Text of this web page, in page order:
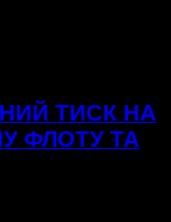
ТИСК НА
ФЛОТУ ТА